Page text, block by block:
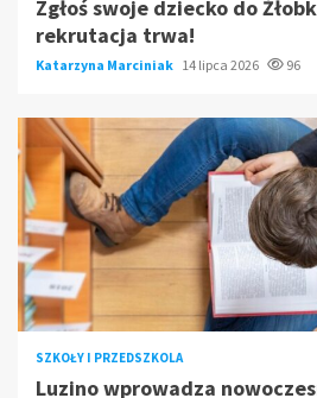
Zgłoś swoje dziecko do
rekrutacja trwa!
Katarzyna Marciniak 14 lipca 2026 96
SZKOŁY I PRZEDSZKOLA
Luzino wprowadza